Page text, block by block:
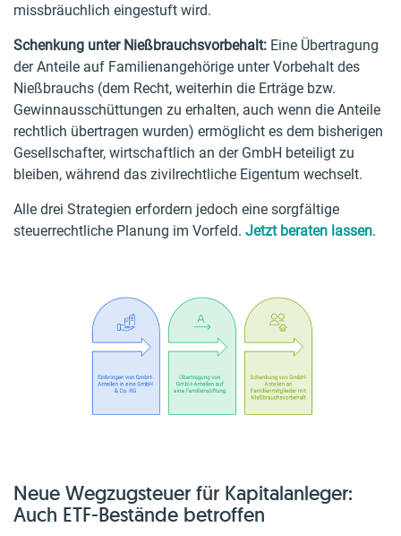
missbräuchlich eingestuft wird.
Schenkung unter Nießbrauchsvorbehalt: Eine Übertragung
der Anteile auf Familienangehörige unter Vorbehalt des
Nießbrauchs (dem Recht, weiterhin die Erträge bzw.
Gewinnausschüttungen zu erhalten, auch wenn die Anteile
rechtlich übertragen wurden) ermöglicht es dem bisherigen
Gesellschafter, wirtschaftlich an der GmbH beteiligt zu
bleiben, während das zivilrechtliche Eigentum wechselt.
Alle drei Strategien erfordern jedoch eine sorgfältige
steuerrechtliche Planung im Vorfeld. Jetzt beraten lassen.
Neue Wegzugsteuer für Kapitalanleger:
Auch ETF-Bestände betroffen